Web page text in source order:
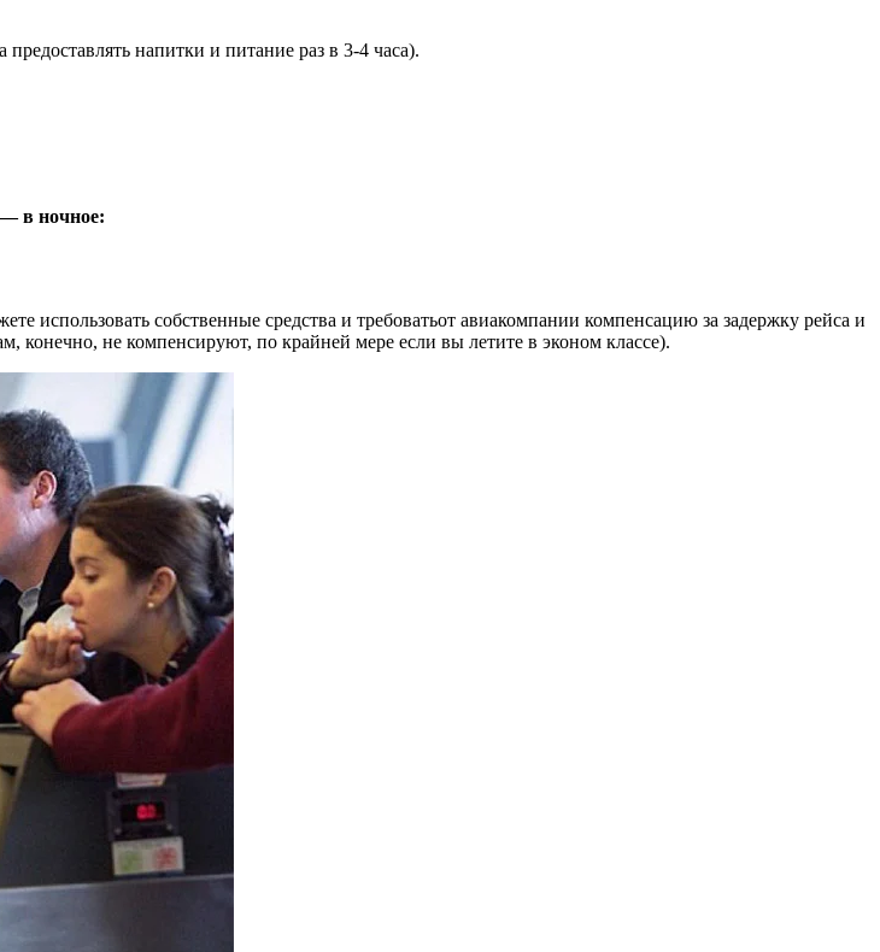
напитки и питание раз в 3-4 часа).
— в ночное:
использовать собственные средства и требоватьот авиакомпании компенсацию за задержку рейса и
конечно, не компенсируют, по крайней мере если вы летите в эконом классе).